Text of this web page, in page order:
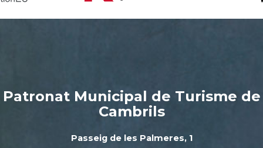
Patronat Municipal de Turisme de
Cambrils
Passeig de les Palmeres, 1